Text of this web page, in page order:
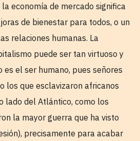
economía de mercado significa
de bienestar para todos, o un
relaciones humanas. La
puede ser tan virtuoso y
es el ser humano, pues señores
los que esclavizaron africanos
lado del Atlántico, como los
la mayor guerra que ha visto
precisamente para acabar